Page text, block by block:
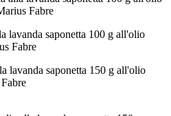
Fabre
lavanda saponetta 100 g all'olio
Fabre